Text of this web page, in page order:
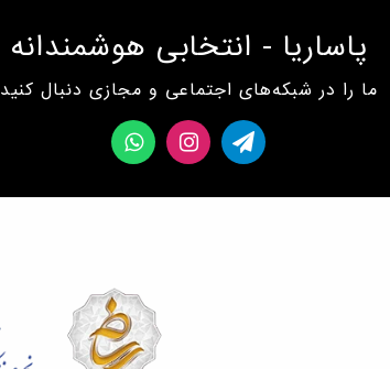
پاساریا - انتخابی هوشمندانه
ما را در شبکه‌های اجتماعی و مجازی دنبال کنید